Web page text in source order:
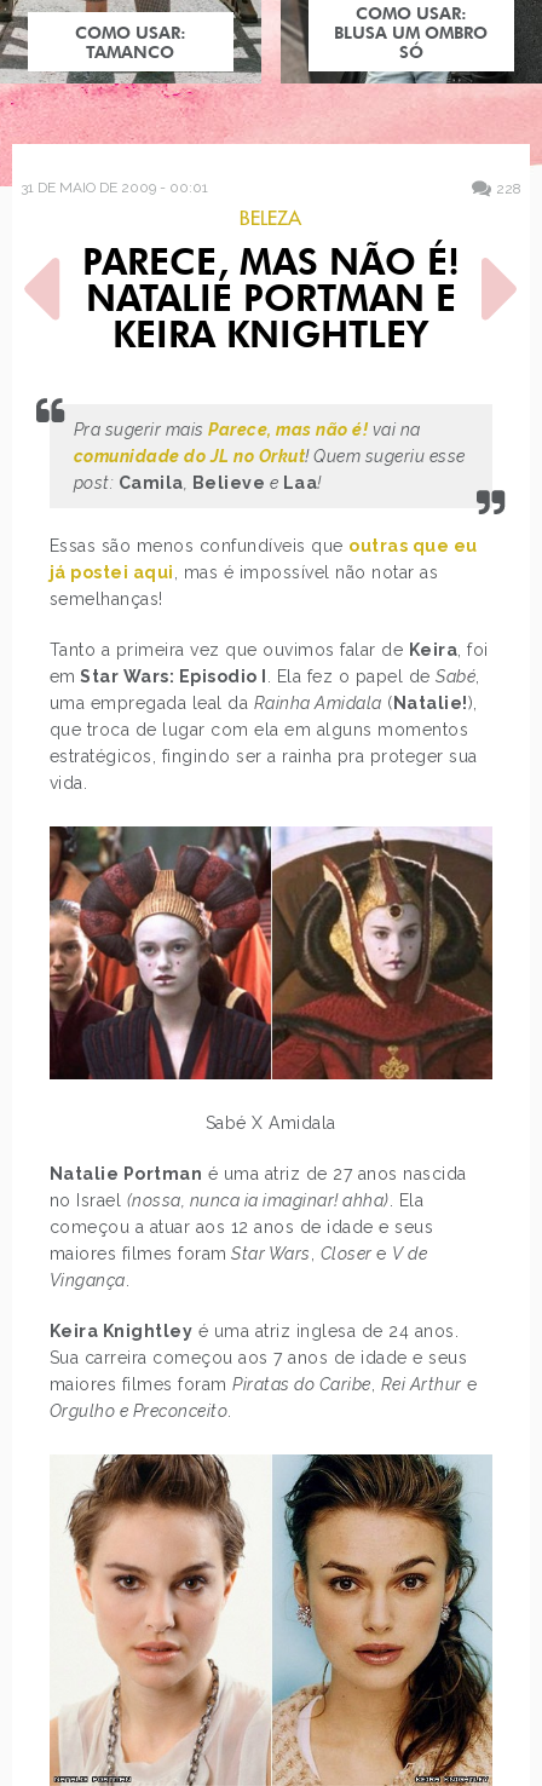
COMO USAR:
TAMANCO
COMO USAR:
BLUSA UM OMBRO
SÓ
31 DE MAIO DE 2009 - 00:01 228
BELEZA
PARECE, MAS NÃO É!
NATALIE PORTMAN E
KEIRA KNIGHTLEY
Pra sugerir maisParece, mas não é!vai na
comunidade do JL no Orkut! Quem sugeriu esse
post: Camila Believe e Laa!
Essas são menos confundíveis que outras que eu
já postei aqui
, mas é impossível não notar as
semelhanças!
Tanto a primeira vez que ouvimos falar de Keira , foi
em Star Wars: Episodio I . Ela fez o papel deSabé
uma empregada leal da Rainha Amidala (Natalie!),
que troca de lugar com ela em alguns momentos
estratégicos, fingindo ser a rainha pra proteger sua
vida.
Sabé X Amidala
Natalie Portman é uma atriz de 27 anos nascida
no Israel (nossa, nunca ia imaginar! ahha) . Ela
começou a atuar aos 12 anos de idade e seus
maiores filmes foram Star Wars Closere V de
Vingança
Keira Knightley é uma atriz inglesa de 24 anos.
Sua carreira começou aos 7 anos de idade e seus
maiores filmes foramPiratas do Caribe Rei Arthur e
Orgulho e Preconceito
POST ANTERIOR
LULUZINHA TEEN E SUA
TURMA EM ESTILO MANGÁ
COMO USAR: MEIA-CALÇA
COLORIDA, BRANCA,
ESTAMPADA E RENDADA